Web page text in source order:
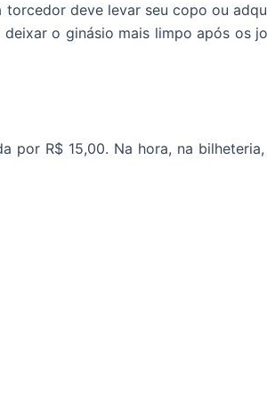
deve levar seu copo ou
o ginásio mais limpo após os
por R$ 15,00. Na hora, na